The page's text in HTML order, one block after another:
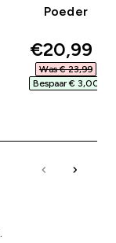
Poeder
€20,99‎
Was € 23,99‎
Bespaar € 3,00‎